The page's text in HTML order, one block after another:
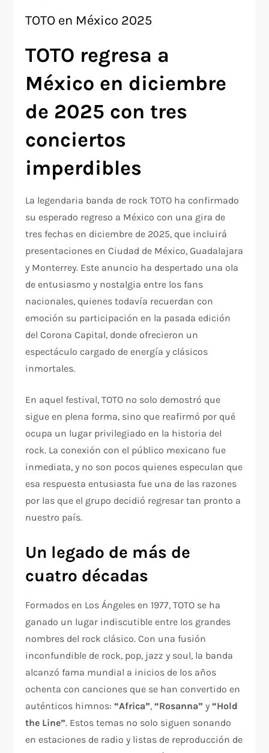
TOTO en México 2025
TOTO regresa a
México en diciembre
de 2025 con tres
conciertos
imperdibles
La legendaria banda de rock TOTO ha confirmado
su esperado regreso a México con una gira de
tres fechas en diciembre de 2025, que incluirá
presentaciones en Ciudad de México, Guadalajara
y Monterrey. Este anuncio ha despertado una ola
de entusiasmo y nostalgia entre los fans
nacionales, quienes todavía recuerdan con
emoción su participación en la pasada edición
del Corona Capital, donde ofrecieron un
espectáculo cargado de energía y clásicos
inmortales.
En aquel festival, TOTO no solo demostró que
sigue en plena forma, sino que reafirmó por qué
ocupa un lugar privilegiado en la historia del
rock. La conexión con el público mexicano fue
inmediata, y no son pocos quienes especulan que
esa respuesta entusiasta fue una de las razones
por las que el grupo decidió regresar tan pronto a
nuestro país.
Un legado de más de
cuatro décadas
Formados en Los Ángeles en 1977, TOTO se ha
ganado un lugar indiscutible entre los grandes
nombres del rock clásico. Con una fusión
inconfundible de rock, pop, jazz y soul, la banda
alcanzó fama mundial a inicios de los años
ochenta con canciones que se han convertido en
auténticos himnos:“Africa”,“Rosanna” y“Hold
the Line”. Estos temas no solo siguen sonando
en estaciones de radio y listas de reproducción de